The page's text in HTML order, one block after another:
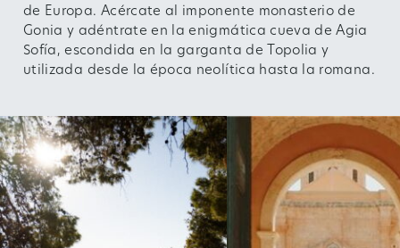
de Europa. Acércate al imponente monasterio de
Gonia y adéntrate en la enigmática cueva de Agia
Sofía, escondida en la garganta de Topolia y
utilizada desde la época neolítica hasta la romana.